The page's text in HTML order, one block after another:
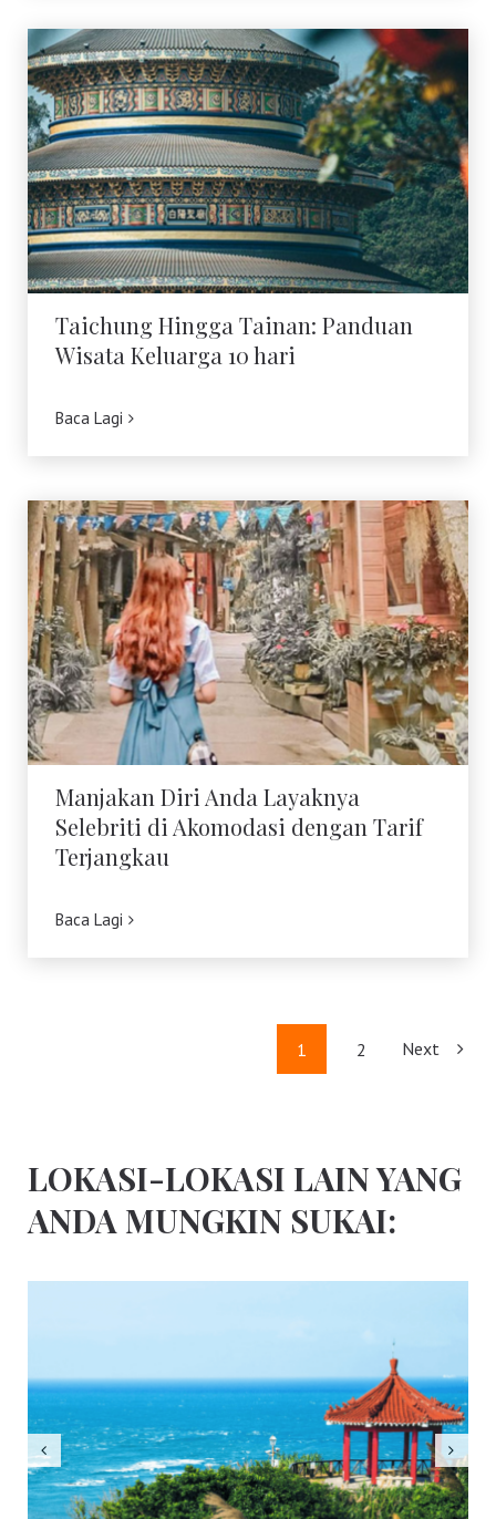
Taichung Hingga Tainan: Panduan
Wisata Keluarga 10 hari
Taichung Hingga Tainan: Panduan
Wisata Keluarga 10 hari
Baca Lagi
Manjakan Diri Anda Layaknya Selebriti
di Akomodasi dengan Tarif Terjangkau
Manjakan Diri Anda Layaknya
Selebriti di Akomodasi dengan Tarif
Terjangkau
Baca Lagi
1 2 Next
LOKASI-LOKASI LAIN YANG
ANDA MUNGKIN SUKAI: